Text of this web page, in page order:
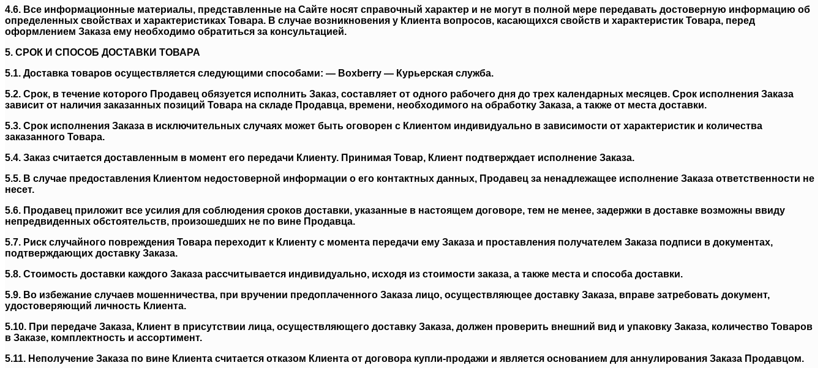
4.6. Все информационные материалы, представленные на Сайте носят справочный характер и не могут в полной мере передавать достоверную информацию об
определенных свойствах и характеристиках Товара. В случае возникновения у Клиента вопросов, касающихся свойств и характеристик Товара, перед
оформлением Заказа ему необходимо обратиться за консультацией.
5. СРОК И СПОСОБ ДОСТАВКИ ТОВАРА
5.1. Доставка товаров осуществляется следующими способами: — Boxberry — Курьерская служба.
5.2. Срок, в течение которого Продавец обязуется исполнить Заказ, составляет от одного рабочего дня до трех календарных месяцев. Срок исполнения Заказа
зависит от наличия заказанных позиций Товара на складе Продавца, времени, необходимого на обработку Заказа, а также от места доставки.
5.3. Срок исполнения Заказа в исключительных случаях может быть оговорен с Клиентом индивидуально в зависимости от характеристик и количества
заказанного Товара.
5.4. Заказ считается доставленным в момент его передачи Клиенту. Принимая Товар, Клиент подтверждает исполнение Заказа.
5.5. В случае предоставления Клиентом недостоверной информации о его контактных данных, Продавец за ненадлежащее исполнение Заказа ответственности не
несет.
5.6. Продавец приложит все усилия для соблюдения сроков доставки, указанные в настоящем договоре, тем не менее, задержки в доставке возможны ввиду
непредвиденных обстоятельств, произошедших не по вине Продавца.
5.7. Риск случайного повреждения Товара переходит к Клиенту с момента передачи ему Заказа и проставления получателем Заказа подписи в документах,
подтверждающих доставку Заказа.
5.8. Стоимость доставки каждого Заказа рассчитывается индивидуально, исходя из стоимости заказа, а также места и способа доставки.
5.9. Во избежание случаев мошенничества, при вручении предоплаченного Заказа лицо, осуществляющее доставку Заказа, вправе затребовать документ,
удостоверяющий личность Клиента.
5.10. При передаче Заказа, Клиент в присутствии лица, осуществляющего доставку Заказа, должен проверить внешний вид и упаковку Заказа, количество Товаров
в Заказе, комплектность и ассортимент.
5.11. Неполучение Заказа по вине Клиента считается отказом Клиента от договора купли-продажи и является основанием для аннулирования Заказа Продавцом.